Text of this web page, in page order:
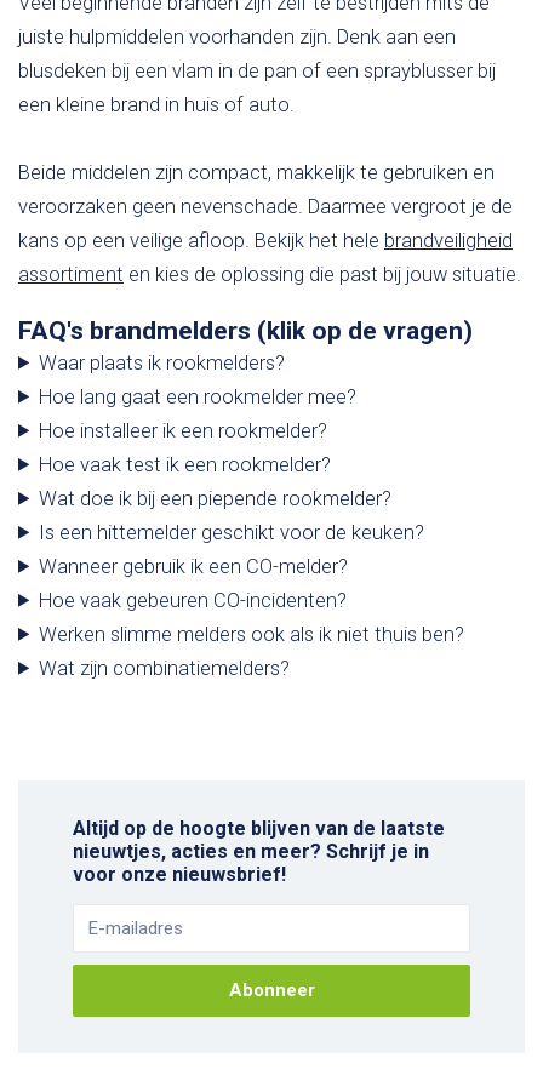
juiste hulpmiddelen voorhanden zijn. Denk aan een
blusdeken bij een vlam in de pan of een sprayblusser bij
een kleine brand in huis of auto.
Beide middelen zijn compact, makkelijk te gebruiken en
veroorzaken geen nevenschade. Daarmee vergroot je de
kans op een veilige afloop. Bekijk het hele brandveiligheid
assortiment en kies de oplossing die past bij jouw situatie.
FAQ's brandmelders (klik op de vragen)
Waar plaats ik rookmelders?
Hoe lang gaat een rookmelder mee?
Hoe installeer ik een rookmelder?
Hoe vaak test ik een rookmelder?
Wat doe ik bij een piepende rookmelder?
Is een hittemelder geschikt voor de keuken?
Wanneer gebruik ik een CO-melder?
Hoe vaak gebeuren CO-incidenten?
Werken slimme melders ook als ik niet thuis ben?
Wat zijn combinatiemelders?
Altijd op de hoogte blijven van de laatste
nieuwtjes, acties en meer? Schrijf je in
voor onze nieuwsbrief!
Abonneer